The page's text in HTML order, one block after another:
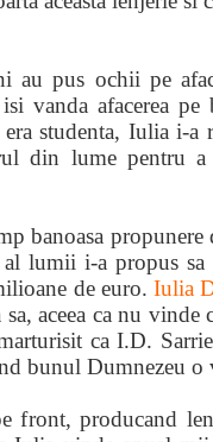
au pus ochii pe
vanda afacerea
era studenta, Iulia i-
din lume pentru a
banoasa
al lumii i-a propus
de euro.Iulia
aceea ca nu vinde
ca I.D.
bunul Dumnezeu
front, producand